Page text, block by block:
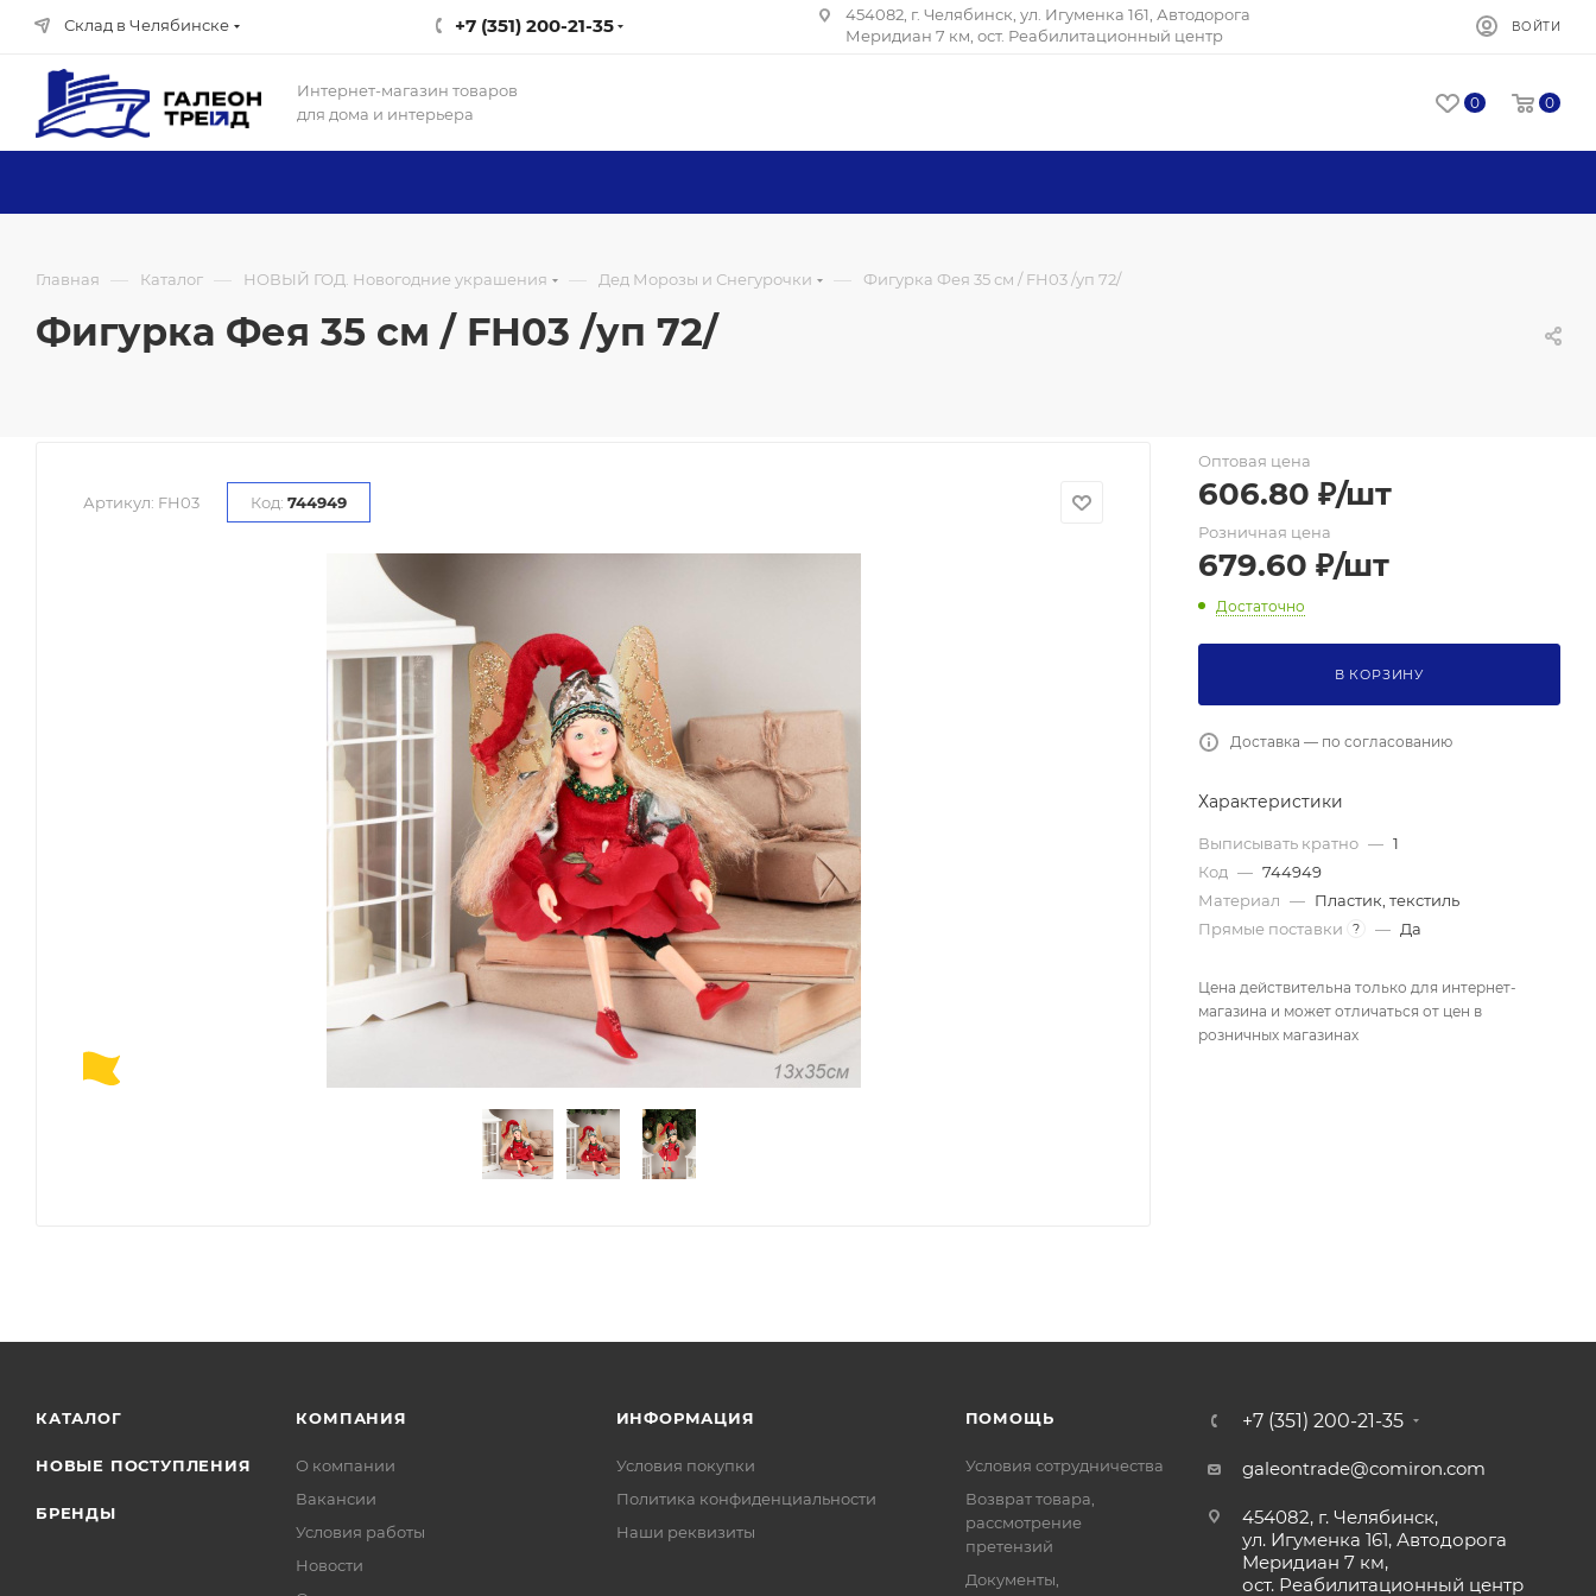
Склад в Челябинске +7 (351) 200-21-35
454082, г. Челябинск, ул. Игуменка 161, Автодорога
Меридиан 7 км, ост. Реабилитационный центр
ВОЙТИ
Интернет-магазин товаров
для дома и интерьера
0 0
Главная — Каталог — НОВЫЙ ГОД. Новогодние украшения — Дед Морозы и Снегурочки — Фигурка Фея 35 см / FH03 /уп 72/
Фигурка Фея 35 см / FH03 /уп 72/
Артикул: FH03 Код: 744949
Оптовая цена
606.80 ₽/шт
Розничная цена
679.60 ₽/шт
Достаточно
В КОРЗИНУ
Доставка — по согласованию
Характеристики
Выписывать кратно — 1
Код — 744949
Материал — Пластик, текстиль
Прямые поставки
? — Да
Цена действительна только для интернет-
магазина и может отличаться от цен в
розничных магазинах
КАТАЛОГ
НОВЫЕ ПОСТУПЛЕНИЯ
БРЕНДЫ
КОМПАНИЯ
О компании
Вакансии
Условия работы
Новости
ИНФОРМАЦИЯ
Условия покупки
Политика конфиденциальности
Наши реквизиты
ПОМОЩЬ
Условия сотрудничества
Возврат товара,
рассмотрение
претензий
Документы,
+7 (351) 200-21-35
galeontrade@comiron.com
454082, г. Челябинск,
ул. Игуменка 161, Автодорога
Меридиан 7 км,
ост. Реабилитационный центр